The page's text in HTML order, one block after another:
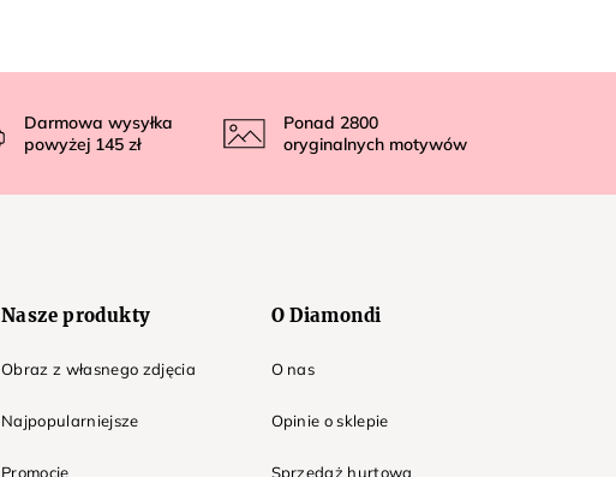
Darmowa wysyłka
powyżej 145 zł
Ponad 2800
oryginalnych motywów
Nasze produkty
Obraz z własnego zdjęcia
Najpopularniejsze
Promocje
O Diamondi
O nas
Opinie o sklepie
Sprzedaż hurtowa